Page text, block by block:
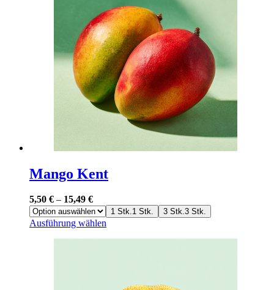
auf.
Die
Optionen
können
auf
der
Produktseite
gewählt
werden
Mango Kent
5,50 € – 15,49 €
1 Stk.1 Stk. 3 Stk.3 Stk.
Ausführung wählen